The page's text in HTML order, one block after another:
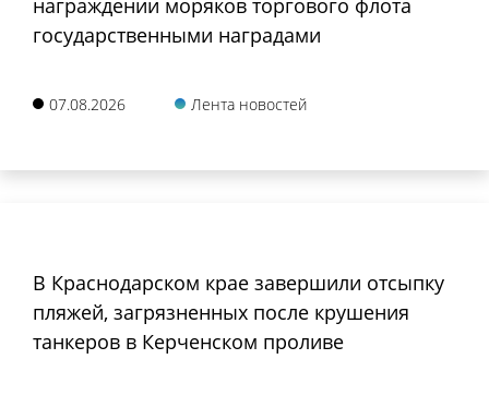
государственными наградами
07.08.2026 Лента новостей
В Краснодарском крае завершили отсыпку
пляжей, загрязненных после крушения
танкеров в Керченском проливе